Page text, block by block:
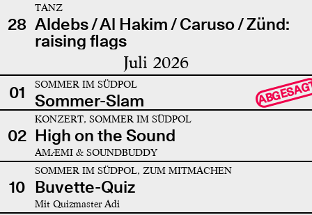
28
TANZ
Aldebs / Al Hakim / Caruso / Zünd:
raising flags
Juli 2026
01 SOMMER IM SÜDPOL
Sommer-Slam
02
KONZERT, SOMMER IM SÜDPOL
High on the Sound
AMÆMI & SOUNDBUDDY
10
SOMMER IM SÜDPOL, ZUM MITMACHEN
Buvette-Quiz
Mit Quizmaster Adi